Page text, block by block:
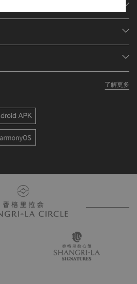
了解更多